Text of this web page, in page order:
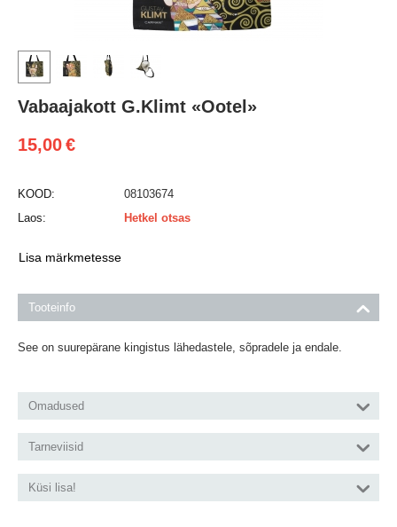
Vabaajakott G.Klimt «Ootel»
15,00€
KOOD:
08103674
Laos:
Hetkel otsas
Lisa märkmetesse
Tooteinfo
See on suurepärane kingistus lähedastele, sõpradele ja endale.
Omadused
Tarneviisid
Küsi lisa!